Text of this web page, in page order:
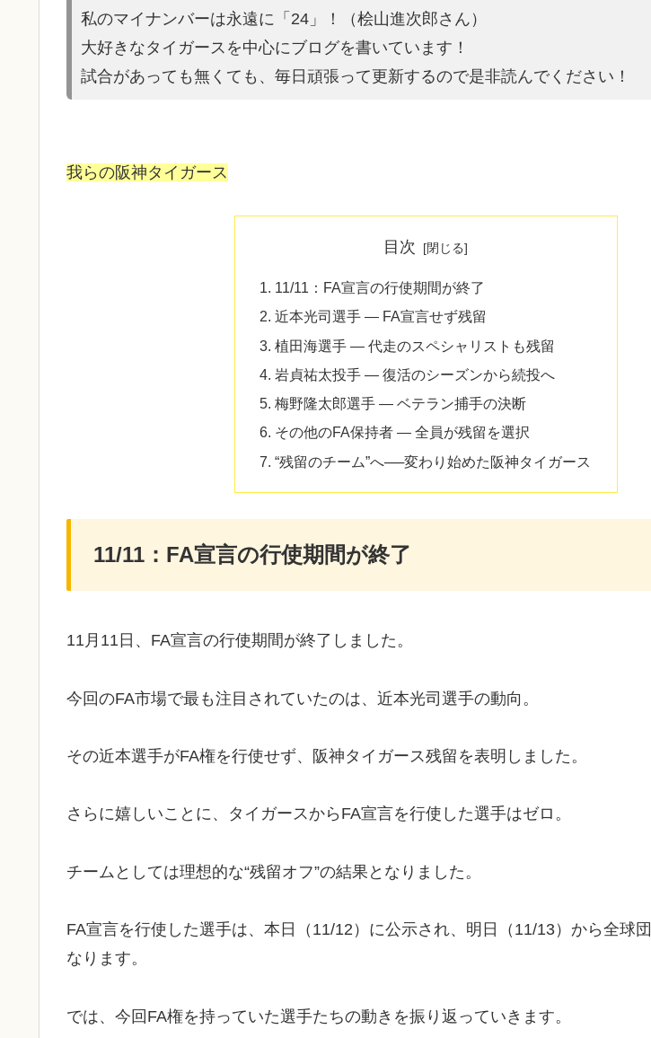
私のマイナンバーは永遠に「24」！（桧山進次郎さん）
大好きなタイガースを中心にブログを書いています！
試合があって も無くても、毎日頑張って更新するので是非読んでください！
我らの阪神タイガース
目次
11/11：FA宣言の行使期間が終了
近本光司選手 ― FA宣言せず残留
植田海選手 ― 代走のスペシャリストも残留
岩貞祐太投手 ― 復活のシーズンから続投へ
梅野隆太郎選手 ― ベテラン捕手の決断
その他のFA保持者 ― 全員が残留を選択
“残留のチーム”へ──変わり始めた阪神タイガース
11/11：FA宣言の行使期間が終了
11月11日、FA宣言の行使期間が終了しました。
今回のFA市場で最も注目されていたのは、近本光司選手の動向。
その近本選手がFA権を行使せず、阪神タイガース残留を表明しました。
さらに嬉しいことに、タイガースからFA宣言を行使した選手はゼロ。
チームとしては理想的な“残留オフ”の結果となりました。
FA宣言を行使した選手は、本日（11/12）に公示され、明日（11/13）から全球
なります。
では、今回FA権を持っていた選手たちの動きを振り返っていきます。